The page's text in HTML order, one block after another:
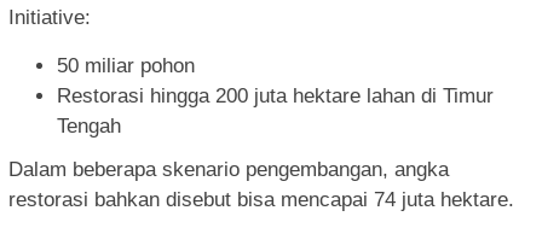
Initiative:
50 miliar pohon
Restorasi hingga 200 juta hektare lahan di Timur
Tengah
Dalam beberapa skenario pengembangan, angka
restorasi bahkan disebut bisa mencapai 74 juta hektare.